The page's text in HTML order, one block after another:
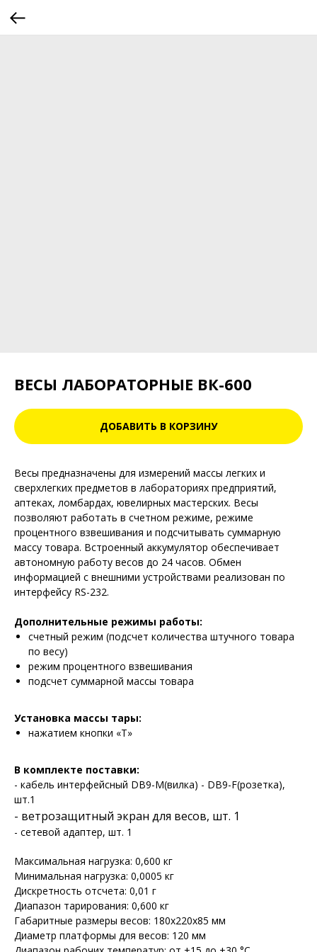
ВЕСЫ ЛАБОРАТОРНЫЕ ВК-600
ДОБАВИТЬ В КОРЗИНУ
Весы предназначены для измерений массы легких и
сверхлегких предметов в лабораториях предприятий,
аптеках, ломбардах, ювелирных мастерских. Весы
позволяют работать в счетном режиме, режиме
процентного взвешивания и подсчитывать суммарную
массу товара. Встроенный аккумулятор обеспечивает
автономную работу весов до 24 часов. Обмен
информацией с внешними устройствами реализован по
интерфейсу RS-232.
Дополнительные режимы работы:
счетный режим (подсчет количества штучного товара
по весу)
режим процентного взвешивания
подсчет суммарной массы товара
Установка массы тары:
нажатием кнопки «T»
В комплекте поставки:
- кабель интерфейсный DB9-M(вилка) - DB9-F(розетка),
шт.1
- ветрозащитный экран для весов, шт. 1
- сетевой адаптер, шт. 1
Максимальная нагрузка: 0,600 кг
Минимальная нагрузка: 0,0005 кг
Дискретность отсчета: 0,01 г
Диапазон тарирования: 0,600 кг
Габаритные размеры весов: 180х220х85 мм
Диаметр платформы для весов: 120 мм